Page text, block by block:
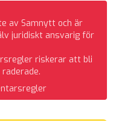
av Samnytt och är
juridiskt ansvarig för
riskerar att bli